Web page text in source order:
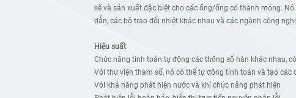
kế và sản xuất đặc biệt cho các ống/ống có thành mỏng.
dẫn, các bộ trao đổi nhiệt khác nhau và các ngành công
Hiệu suất
Chức năng tính toán tự động các thông số hàn khác nhau,
Với thư viện tham số, nó có thể tự động tính toán và tạo
Với khả năng phát hiện nước và khí chức năng phát hiện